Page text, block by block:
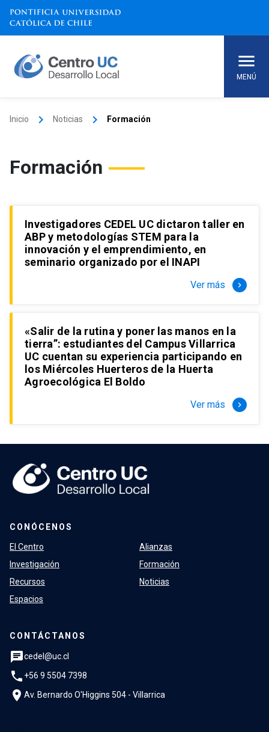
Skip
content
MENÚ
Inicio keyboard_arrow_right Noticias keyboard_arrow_right Formación
Formación
Investigadores CEDEL UC dictaron taller en
ABP y metodologías STEM para la
innovación y el emprendimiento, en
seminario organizado por el INAPI
Ver más keyboard_arrow_right
«Salir de la rutina y poner las manos en la
tierra”: estudiantes del Campus Villarrica
UC cuentan su experiencia participando en
los Miércoles Huerteros de la Huerta
Agroecológica El Boldo
Ver más keyboard_arrow_right
CONÓCENOS
El Centro
Investigación
Recursos
Espacios
Alianzas
Formación
Noticias
CONTÁCTANOS
chatcedel@uc.cl
phone +56 9 5504 7398
location_on Av. Bernardo O'Higgins 504 - Villarrica